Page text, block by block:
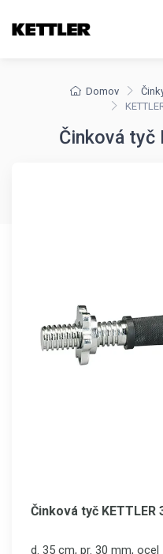
Domov
Činková tyč
Činková tyč KETTLER
d. 35 cm, pr. 30 mm,